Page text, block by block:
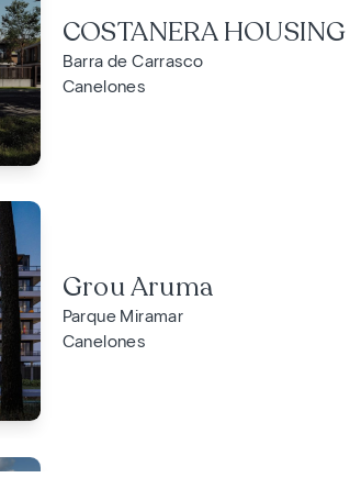
COSTANERA HOUSING
Barra de Carrasco
Canelones
Grou Aruma
Parque Miramar
Canelones